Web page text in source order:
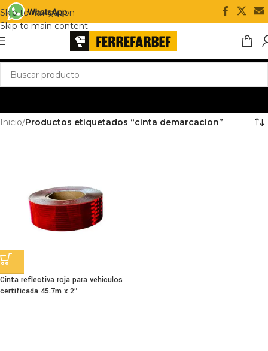
Skip to navigation
Skip to main content
Inicio/Productos etiquetados “cinta demarcacion”
Cinta reflectiva roja para vehiculos
certificada 45.7m x 2″